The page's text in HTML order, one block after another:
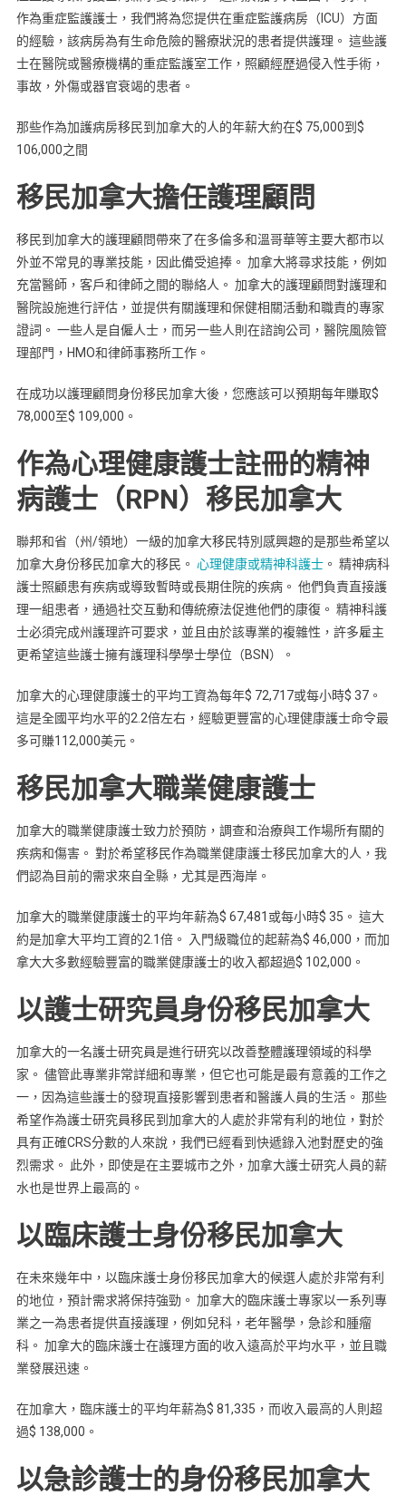
作為重症監護護士，我們將為您提供在重症監護病房（ICU）方面
的經驗，該病房為有生命危險的醫療狀況的患者提供護理。 這些護
士在醫院或醫療機構的重症監護室工作，照顧經歷過侵入性手術，
事故，外傷或器官衰竭的患者。
那些作為加護病房移民到加拿大的人的年薪大約在$ 75,000到$
106,000之間
移民加拿大擔任護理顧問
移民到加拿大的護理顧問帶來了在多倫多和溫哥華等主要大都市以
外並不常見的專業技能，因此備受追捧。 加拿大將尋求技能，例如
充當醫師，客戶和律師之間的聯絡人。 加拿大的護理顧問對護理和
醫院設施進行評估，並提供有關護理和保健相關活動和職責的專家
證詞。 一些人是自僱人士，而另一些人則在諮詢公司，醫院風險管
理部門，HMO和律師事務所工作。
在成功以護理顧問身份移民加拿大後，您應該可以預期每年賺取$
78,000至$ 109,000。
作為心理健康護士註冊的精神
病護士（RPN）移民加拿大
聯邦和省（州/領地）一級的加拿大移民特別感興趣的是那些希望以
加拿大身份移民加拿大的移民。 心理健康或精神科護士。 精神病科
護士照顧患有疾病或導致暫時或長期住院的疾病。 他們負責直接護
理一組患者，通過社交互動和傳統療法促進他們的康復。 精神科護
士必須完成州護理許可要求，並且由於該專業的複雜性，許多雇主
更希望這些護士擁有護理科學學士學位（BSN）。
加拿大的心理健康護士的平均工資為每年$ 72,717或每小時$ 37。
這是全國平均水平的2.2倍左右，經驗更豐富的心理健康護士命令最
多可賺112,000美元。
移民加拿大職業健康護士
加拿大的職業健康護士致力於預防，調查和治療與工作場所有關的
疾病和傷害。 對於希望移民作為職業健康護士移民加拿大的人，我
們認為目前的需求來自全縣，尤其是西海岸。
加拿大的職業健康護士的平均年薪為$ 67,481或每小時$ 35。 這大
約是加拿大平均工資的2.1倍。 入門級職位的起薪為$ 46,000，而加
拿大大多數經驗豐富的職業健康護士的收入都超過$ 102,000。
以護士研究員身份移民加拿大
加拿大的一名護士研究員是進行研究以改善整體護理領域的科學
家。 儘管此專業非常詳細和專業，但它也可能是最有意義的工作之
一，因為這些護士的發現直接影響到患者和醫護人員的生活。 那些
希望作為護士研究員移民到加拿大的人處於非常有利的地位，對於
具有正確CRS分數的人來說，我們已經看到快遞錄入池對歷史的強
烈需求。 此外，即使是在主要城市之外，加拿大護士研究人員的薪
水也是世界上最高的。
以臨床護士身份移民加拿大
在未來幾年中，以臨床護士身份移民加拿大的候選人處於非常有利
的地位，預計需求將保持強勁。 加拿大的臨床護士專家以一系列專
業之一為患者提供直接護理，例如兒科，老年醫學，急診和腫瘤
科。 加拿大的臨床護士在護理方面的收入遠高於平均水平，並且職
業發展迅速。
在加拿大，臨床護士的平均年薪為$ 81,335，而收入最高的人則超
過$ 138,000。
以急診護士的身份移民加拿大